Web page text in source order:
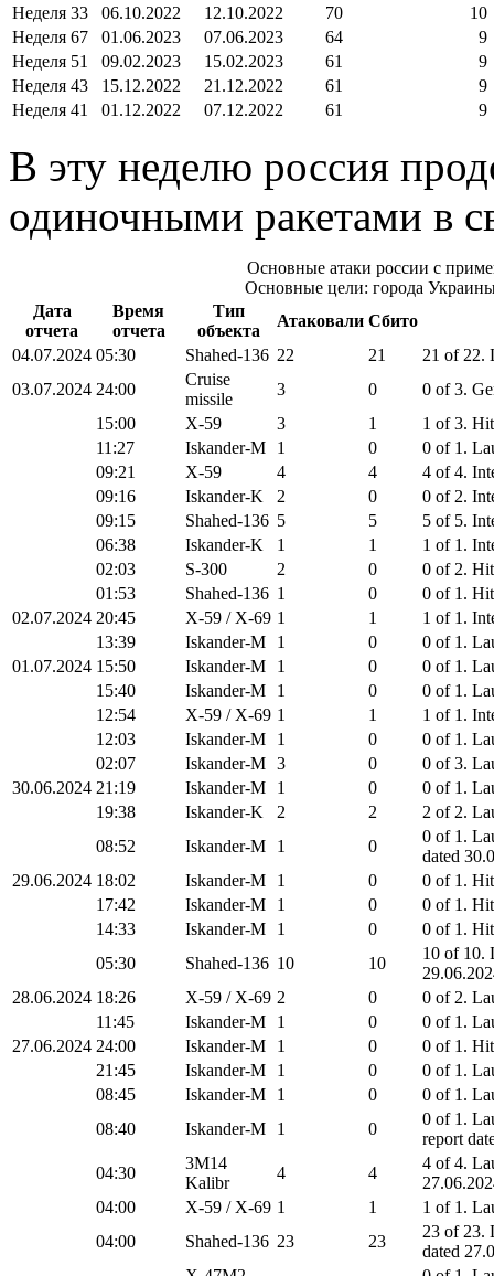
Неделя 33
06.10.2022 12.10.2022 70
10
Неделя 67
01.06.2023 07.06.2023 64
9
Неделя 51
09.02.2023 15.02.2023 61
9
Неделя 43
15.12.2022 21.12.2022 61
9
Неделя 41
01.12.2022 07.12.2022 61 9
В эту неделю россия
одиночными ракетами в
Основные атаки россии с
Основные цели: города
Дата
отчета
Время
отчета
Тип
объекта
Атаковали Сбито
04.07.2024 05:30 Shahed-136 22 21
21 of 22.
03.07.2024 24:00
Cruise
missile
3 0
0 of 3.
15:00
X-59 3 1
1 of 3.
11:27
Iskander-M 1 0
0 of 1.
09:21
X-59 4 4
4 of 4.
09:16
Iskander-K 2 0
0 of 2.
09:15
Shahed-136 5 5
5 of 5.
06:38
Iskander-K 1 1
1 of 1.
02:03
S-300 2 0
0 of 2.
01:53
Shahed-136 1 0
0 of 1.
02.07.2024 20:45 X-59 / X-69 1 1
1 of 1.
13:39
Iskander-M 1 0
0 of 1.
01.07.2024 15:50 Iskander-M 1 0
0 of 1.
15:40
Iskander-M 1 0
0 of 1.
12:54
X-59 / X-69 1 1
1 of 1.
12:03
Iskander-M 1 0
0 of 1.
02:07
Iskander-M 3 0
0 of 3.
30.06.2024 21:19 Iskander-M 1 0
0 of 1.
19:38
Iskander-K 2 2
2 of 2.
08:52
Iskander-M 1 0
0 of 1.
dated
29.06.2024 18:02 Iskander-M 1 0
0 of 1.
17:42
Iskander-M 1 0
0 of 1.
14:33
Iskander-M 1 0
0 of 1.
05:30
Shahed-136 10 10
10 of 10.
28.06.2024 18:26 X-59 / X-69 2 0
0 of 2.
11:45
Iskander-M 1 0
0 of 1.
27.06.2024 24:00 Iskander-M 1 0
0 of 1.
21:45
Iskander-M 1 0
0 of 1.
08:45
Iskander-M 1 0
0 of 1.
08:40
Iskander-M 1 0
0 of 1.
report
04:30
3M14
Kalibr
4 4
4 of 4.
04:00
X-59 / X-69 1 1
1 of 1.
04:00
Shahed-136 23 23
23 of 23.
dated